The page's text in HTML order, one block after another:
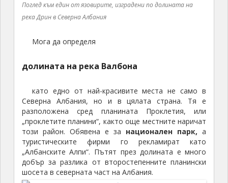
Поглед към един от язовирите, изградени по долината на
река Дрин в Северна Албания
Мога да определя
долината на река Валбона
като едно от най-красивите места не само в
Северна Албания, но и в цялата страна. Тя е
разположена сред планината Проклетия, или
„проклетите планини“, както още местните наричат
този район. Обявена е за национален парк, а
туристическите фирми го рекламират като
„Албанските Алпи“. Пътят през долината е много
добър за разлика от второстепенните планински
шосета в северната част на Албания.